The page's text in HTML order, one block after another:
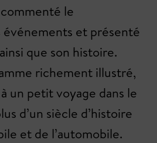
le
et présenté
que son histoire.
richement illustré,
un petit voyage dans le
d’un siècle d’histoire
et de l’automobile.